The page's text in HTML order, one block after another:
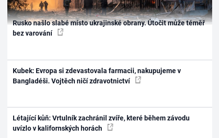
Rusko našlo slabé místo ukrajinské obrany. Útočit může téměř
bez varování
Kubek: Evropa si zdevastovala farmacii, nakupujeme v
Bangladéši. Vojtěch ničí zdravotnictví
Létající kůň: Vrtulník zachránil zvíře, které během závodu
uvízlo v kalifornských horách